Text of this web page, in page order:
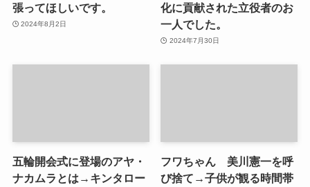
張ってほしいです。
2024年8月2日
化に貢献された立役者のお
一人でした。
2024年7月30日
五輪開会式に登場のアヤ・
ナカムラとは→キンタロー
フワちゃん 美川憲一を呼
び捨て→子供が観る時間帯